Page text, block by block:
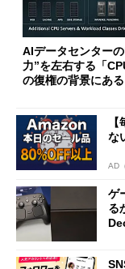
AIデータセンター
力”を左右する「
の復権の背景にあ
な
AD
ゲ
る